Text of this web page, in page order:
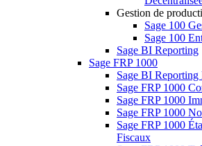
Gestion de
Sage 100
Sage 100
Sage BI Reporting
Sage FRP 1000
Sage BI Reporting
Sage FRP 1000
Sage FRP 1000
Sage FRP 1000
Sage FRP 1000
Fiscaux